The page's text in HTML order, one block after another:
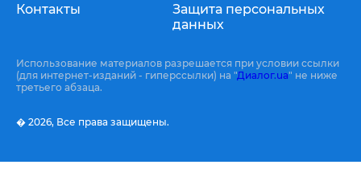
Контакты
Защита персональных
данных
Использование материалов разрешается при условии ссылки
(для интернет-изданий - гиперссылки) на "Диалог.ua" не ниже
третьего абзаца.
� 2026, Все права защищены.